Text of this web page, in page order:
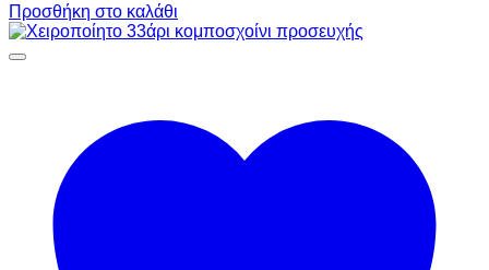
Προσθήκη στο καλάθι